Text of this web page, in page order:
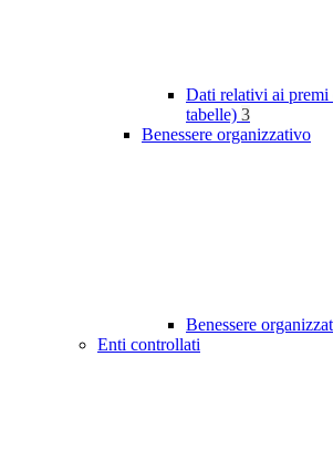
Dati relativi ai premi
tabelle) 3
Benessere organizzativo
Benessere
Enti controllati